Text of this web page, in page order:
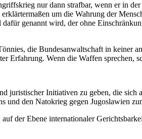
nur dann strafbar, wenn er in
um die Wahrung der
genannt wird, der ohne
die Bundesanwaltschaft in keiner
Erfahrung. Wenn die Waffen sprechen,
Initiativen zu geben, die sich
und den Natokrieg gegen Jugoslawien
der Ebene internationaler